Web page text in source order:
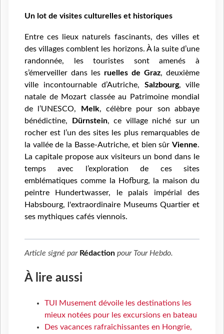
Un lot de visites culturelles et historiques
Entre ces lieux naturels fascinants, des villes et
des villages comblent les horizons. À la suite d’une
randonnée, les touristes sont amenés à
s’émerveiller dans les ruelles de Graz, deuxième
ville incontournable d’Autriche, Salzbourg, ville
natale de Mozart classée au Patrimoine mondial
de l’UNESCO,
Melk, célèbre pour son abbaye
bénédictine,
Dürnstein, ce village niché sur un
rocher est l’un des sites les plus remarquables de
la vallée de la Basse-Autriche, et bien sûr Vienne.
La capitale propose aux visiteurs un bond dans le
temps avec l’exploration de ces sites
emblématiques comme la Hofburg, la maison du
peintre Hundertwasser, le palais impérial des
Habsbourg, l'extraordinaire Museums Quartier et
ses mythiques cafés viennois.
Article signé par Rédaction pour Tour Hebdo.
À lire aussi
TUI Musement dévoile les destinations les
mieux notées pour les excursions en bateau
Des vacances rafraîchissantes en Hongrie,